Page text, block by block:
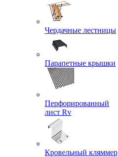
Чердачные лестницы
Парапетные крышки
Перфорированный
лист Rv
Кровельный кляммер